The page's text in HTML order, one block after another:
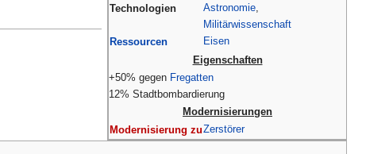
Technologien
Astronomie
Militärwissenschaft
Ressourcen
Eisen
Eigenschaften
+50% gegen Fregatten
12% Stadtbombardierung
Modernisierungen
Modernisierung zuZerstörer